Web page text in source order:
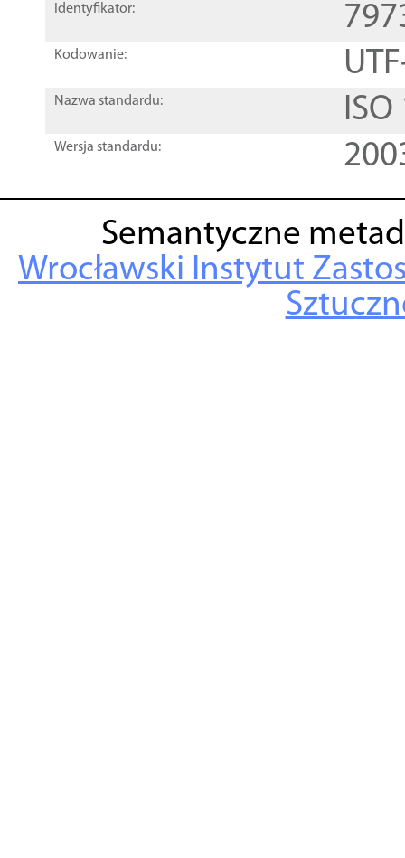
Identyfikator:
Kodowanie:
Nazwa standardu:
Wersja standardu:
Semantyczne
Wrocławski Instytut